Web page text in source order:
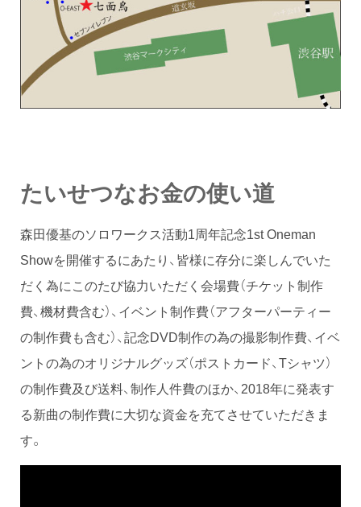
たいせつなお金の使い道
森田優基のソロワークス活動1周年記念1st Oneman
Showを開催するにあたり、皆様に存分に楽しんでいた
だく為にこのたび協力いただく会場費（チケット制作
費、機材費含む）、イベント制作費（アフターパーティー
の制作費も含む）、記念DVD制作の為の撮影制作費、イベ
ントの為のオリジナルグッズ（ポストカード、Tシャツ）
の制作費及び送料、制作人件費のほか、2018年に発表す
る新曲の制作費に大切な資金を充てさせていただきま
す。